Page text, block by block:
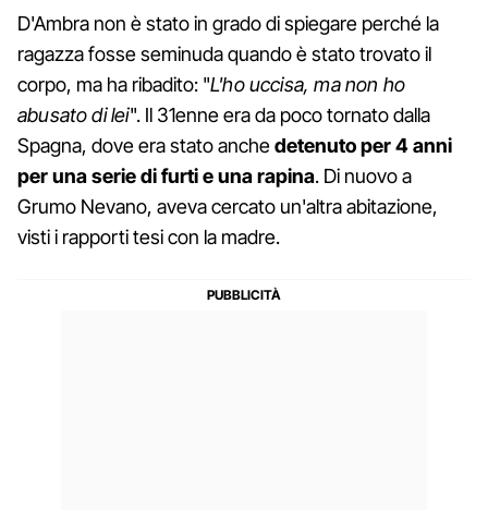
D'Ambra non è stato in grado di spiegare perché la
ragazza fosse seminuda quando è stato trovato il
corpo, ma ha ribadito: "L'ho uccisa, ma non ho
abusato di lei". Il 31enne era da poco tornato dalla
Spagna, dove era stato anchedetenuto per 4 anni
per una serie di furti e una rapina. Di nuovo a
Grumo Nevano, aveva cercato un'altra abitazione,
visti i rapporti tesi con la madre.